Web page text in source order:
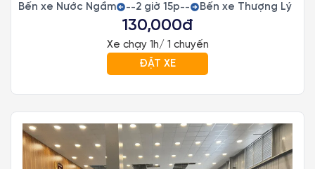
Bến xe Nước Ngầm --2 giờ 15p-- Bến xe Thượng Lý
130,000đ
Xe chạy 1h/ 1 chuyến
ĐẶT XE